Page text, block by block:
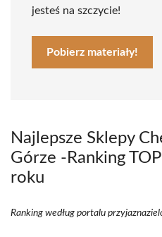
jesteś na szczycie!
Pobierz materiały!
Najlepsze Sklepy
Górze -Ranking
roku
Ranking według portalu